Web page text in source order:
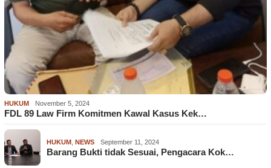
HUKUM November 5, 2024
FDL 89 Law Firm Komitmen Kawal Kasus Kek…
HUKUM NEWS September 11, 2024
Barang Bukti tidak Sesuai, Pengacara Kok…